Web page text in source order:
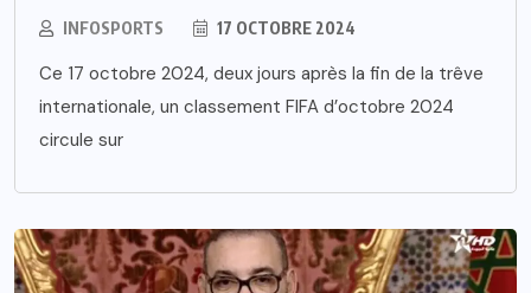
INFOSPORTS 17 OCTOBRE 2024
Ce 17 octobre 2024, deux jours après la fin de la trêve
internationale, un classement FIFA d’octobre 2024
circule sur